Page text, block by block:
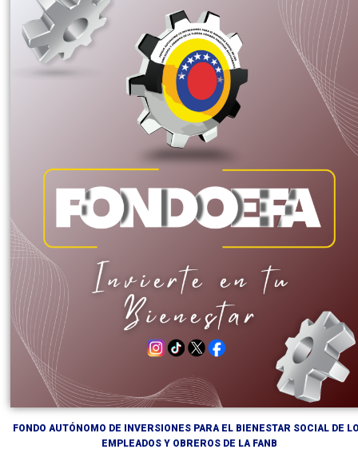
FONDO AUTÓNOMO DE INVERSIONES PARA EL BIENESTAR SOCIAL DE
EMPLEADOS Y OBREROS DE LA FANB